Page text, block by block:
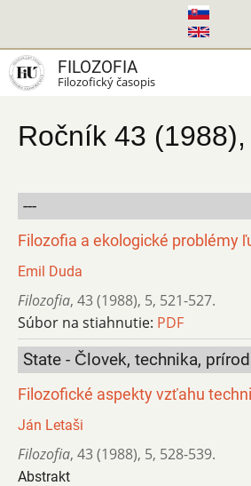
hlavný
obsah
FILOZOFIA
Filozofický časopis
Ročník 43
---
Filozofia a ekologické problémy
Emil Duda
Filozofia, 43 (1988), 5, 521-527.
Súbor na stiahnutie: PDF
State - Človek, technika,
Filozofické aspekty vzťahu
Ján Letaši
Filozofia, 43 (1988), 5, 528-539.
Abstrakt